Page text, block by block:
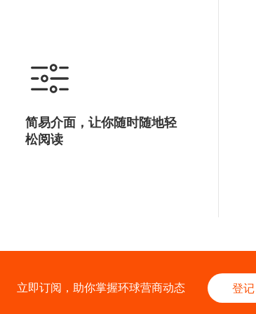
简易介面，让你随时随地轻
松阅读
立即订阅，助你掌握环球营商动态 登记